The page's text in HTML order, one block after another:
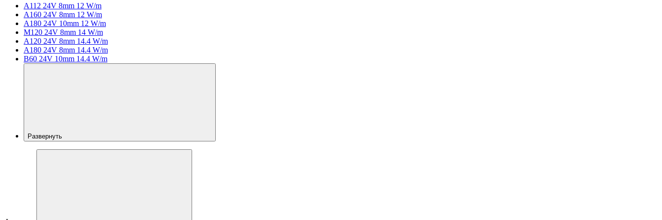
A112 24V 8mm 12 W/m
A160 24V 8mm 12 W/m
A180 24V 10mm 12 W/m
M120 24V 8mm 14 W/m
A120 24V 8mm 14.4 W/m
A180 24V 8mm 14.4 W/m
B60 24V 10mm 14.4 W/m
Развернуть